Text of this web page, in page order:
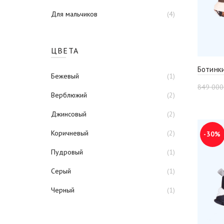
849
-30%
Для мальчиков (4)
ЦВЕТА
Бежевый (1)
Верблюжий (2)
Джинсовый (2)
Коричневый (2)
Пудровый (1)
Серый (1)
Черный (1)